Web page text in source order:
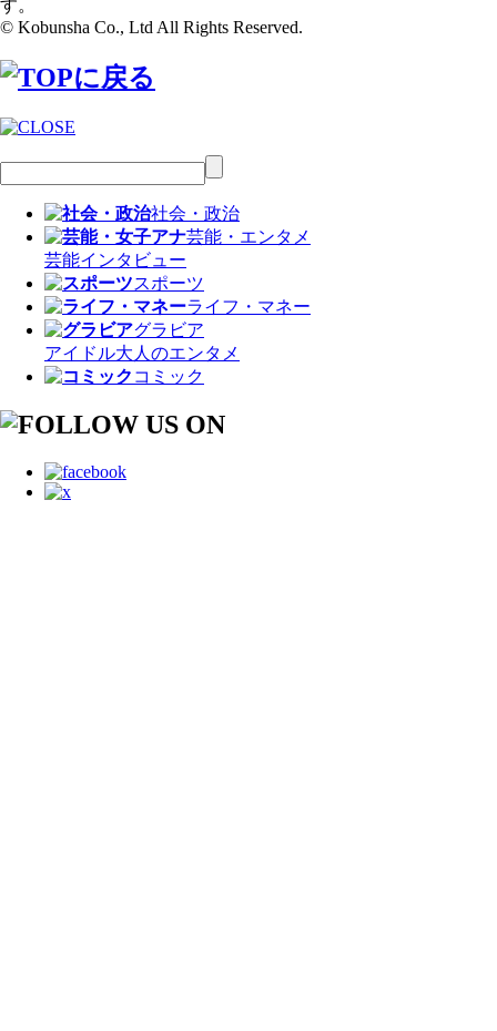
す。
© Kobunsha Co., Ltd All Rights Reserved.
社会・政治
芸能・エンタメ
芸能インタビュー
スポーツ
ライフ・マネー
グラビア
アイドル大人のエンタメ
コミック